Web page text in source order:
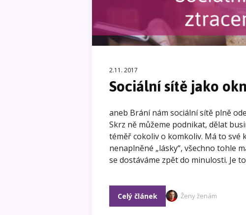
2.11. 2017
Sociální sítě jako
aneb Brání nám sociální sítě plně
Skrz ně můžeme podnikat, dělat
téměř cokoliv o komkoliv. Má to své
nenaplněné „lásky“, všechno tohle
se dostáváme zpět do minulosti. Je
Celý článek Ženy ženám